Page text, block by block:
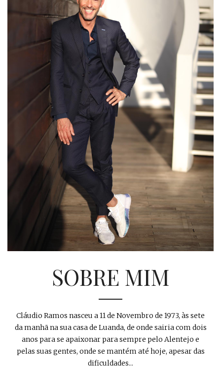
SOBRE MIM
Cláudio Ramos nasceu a 11 de Novembro de 1973, às sete
da manhã na sua casa de Luanda, de onde sairia com dois
anos para se apaixonar para sempre pelo Alentejo e
pelas suas gentes, onde se mantém até hoje, apesar das
dificuldades...